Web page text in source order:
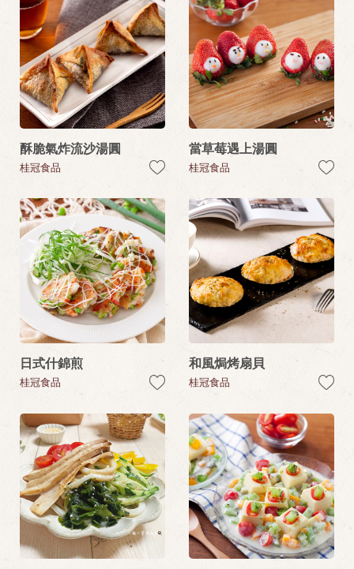
酥脆氣炸流沙湯圓
桂冠食品
當草莓遇上湯圓
桂冠食品
日式什錦煎
桂冠食品
和風焗烤扇貝
桂冠食品